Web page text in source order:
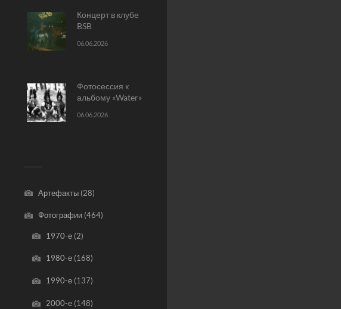
Концерт в клубе
BSB
06.06.2026
Фотосессия к
альбому «Water»
06.06.2026
Артефакты (28)
Фотографии (464)
1970-е(2)
1980-е(168)
1990-е(137)
2000-е(148)